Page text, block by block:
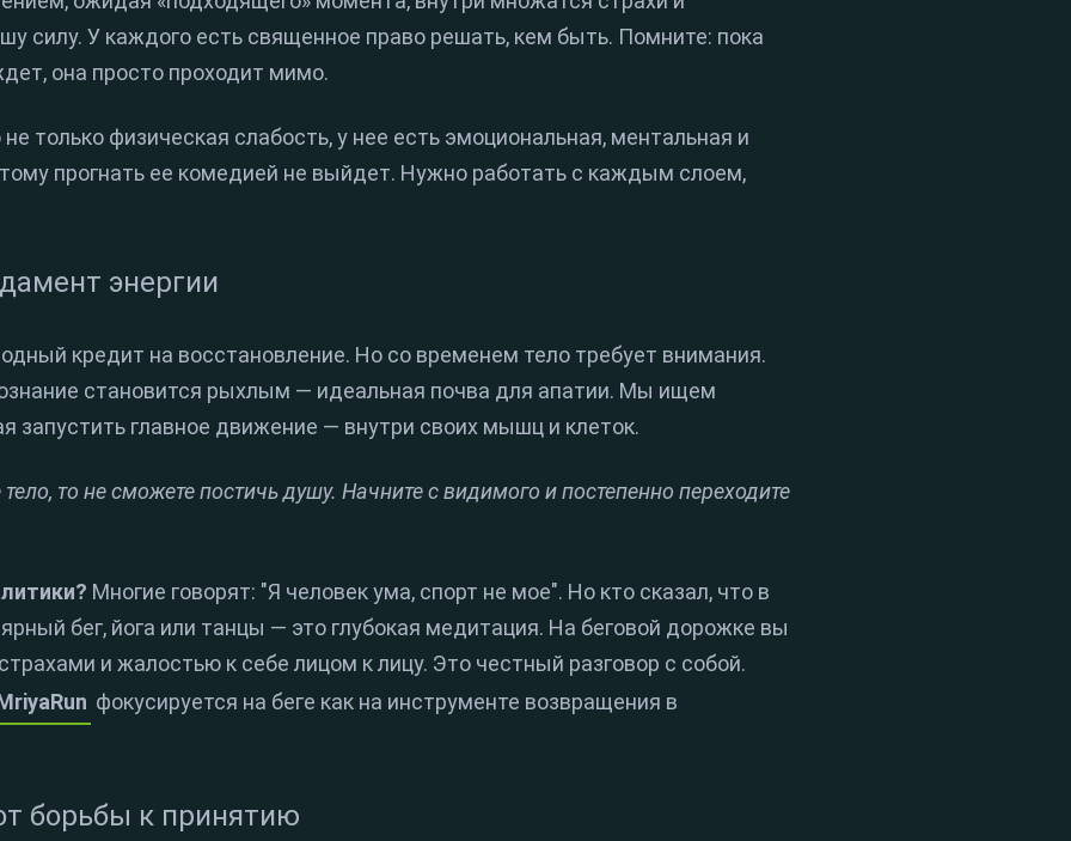
силу. У каждого есть священное право решать, кем быть. Помните: пока
она просто проходит мимо.
только физическая слабость, у нее есть эмоциональная, ментальная и
прогнать ее комедией не выйдет. Нужно работать с каждым слоем,
энергии
кредит на восстановление. Но со временем тело требует внимания.
становится рыхлым — идеальная почва для апатии. Мы ищем
запустить главное движение — внутри своих мышц и клеток.
то не сможете постичь душу. Начните с видимого и постепенно переходите
Многие говорят: "Я человек ума, спорт не мое". Но кто сказал, что в
бег, йога или танцы — это глубокая медитация. На беговой дорожке вы
и жалостью к себе лицом к лицу. Это честный разговор с собой.
фокусируется на беге как на инструменте возвращения в
борьбы к принятию